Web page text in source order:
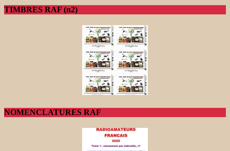
TIMBRES RAF (n2)
NOMENCLATURES RAF